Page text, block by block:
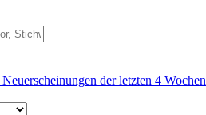
Neuerscheinungen der letzten 4 Wochen